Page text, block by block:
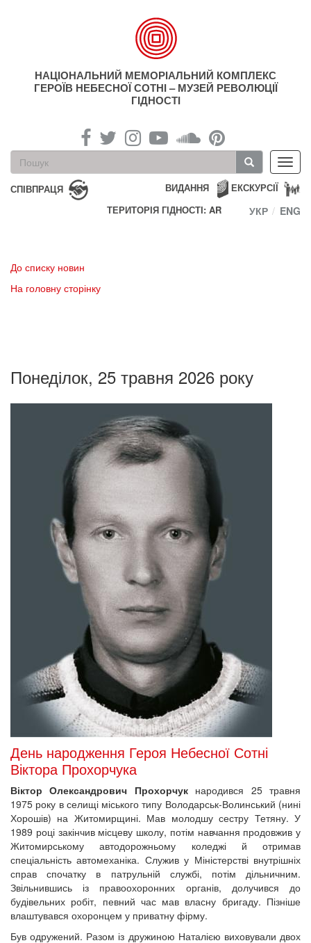
НАЦІОНАЛЬНИЙ МЕМОРІАЛЬНИЙ КОМПЛЕКС
ГЕРОЇВ НЕБЕСНОЇ СОТНІ – МУЗЕЙ РЕВОЛЮЦІЇ
ГІДНОСТІ
Пошукова
форма
Пошук
СПІВПРАЦЯ ЕКСКУРСІЇ
ВИДАННЯ
ТЕРИТОРІЯ ГІДНОСТІ: AR
УКР ENG
До списку новин
На головну сторінку
Понеділок, 25 травня 2026 року
День народження Героя Небесної Сотні
Віктора Прохорчука
Віктор Олександрович Прохорчук народився 25 травня
1975 року в селищі міського типу Володарськ-Волинський (нині
Хорошів) на Житомирщині. Мав молодшу сестру Тетяну. У
1989 році закінчив місцеву школу, потім навчання продовжив у
Житомирському автодорожньому коледжі й отримав
спеціальність автомеханіка. Служив у Міністерстві внутрішніх
справ спочатку в патрульній службі, потім дільничним.
Звільнившись із правоохоронних органів, долучився до
будівельних робіт, певний час мав власну бригаду. Пізніше
влаштувався охоронцем у приватну фірму.
Був одружений. Разом із дружиною Наталією виховували двох